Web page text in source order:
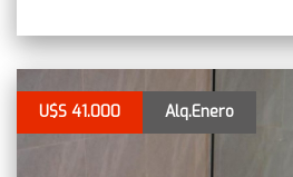
U$S 41.000 Alq.Enero